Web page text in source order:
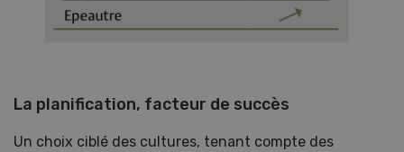
La planification, facteur de succès
Un choix ciblé des cultures, tenant compte des